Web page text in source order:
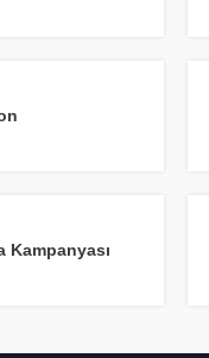
Kampanyası